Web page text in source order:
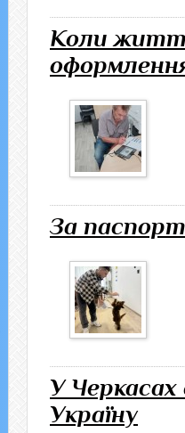
Коли
За
У Черкасах
Україну